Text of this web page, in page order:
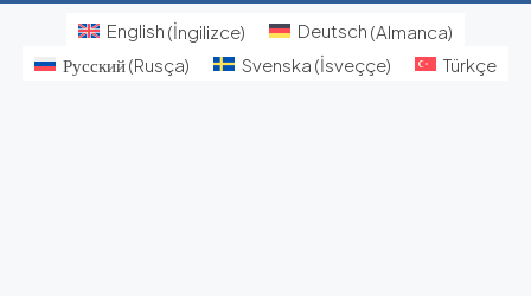
English (İngilizce) Deutsch (Almanca)
Русский(Rusça) Svenska (İsveççe) Türkçe